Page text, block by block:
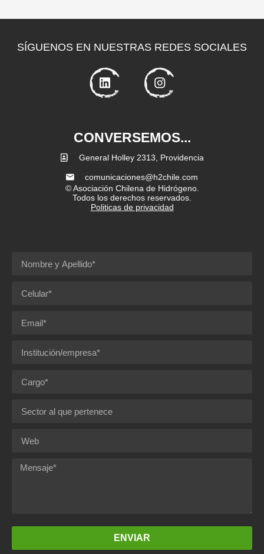
SÍGUENOS EN NUESTRAS REDES SOCIALES
CONVERSEMOS...
General Holley 2313, Providencia
comunicaciones@h2chile.com
© Asociación Chilena de Hidrógeno.
Todos los derechos reservados.
Politicas de privacidad
ENVIAR